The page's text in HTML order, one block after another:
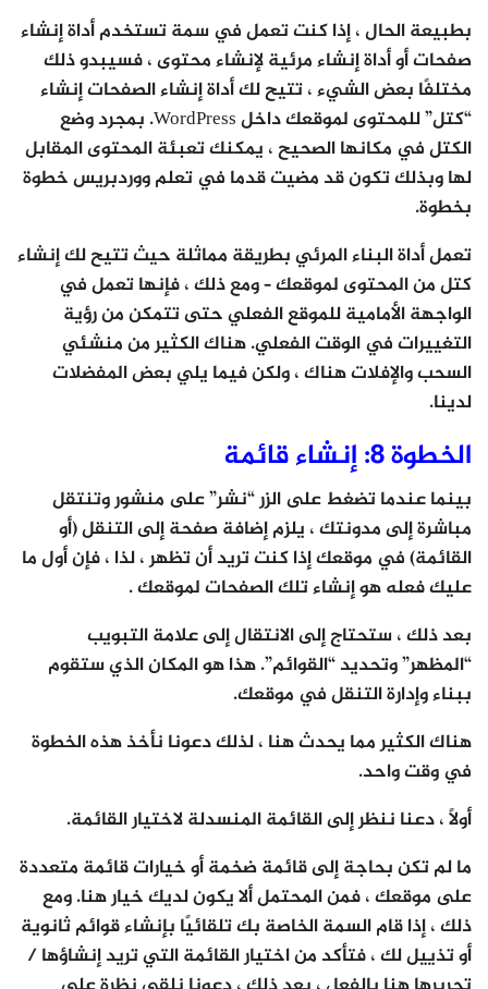
بطبيعة الحال ، إذا كنت تعمل في سمة تستخدم أداة إنشاء
صفحات أو أداة إنشاء مرئية لإنشاء محتوى ، فسيبدو ذلك
مختلفًا بعض الشيء ، تتيح لك أداة إنشاء الصفحات إنشاء
“كتل” للمحتوى لموقعك داخل WordPress. بمجرد وضع
الكتل في مكانها الصحيح ، يمكنك تعبئة المحتوى المقابل
لها وبذلك تكون قد مضيت قدما في تعلم ووردبريس خطوة
بخطوة.
تعمل أداة البناء المرئي بطريقة مماثلة حيث تتيح لك إنشاء
كتل من المحتوى لموقعك – ​​ومع ذلك ، فإنها تعمل في
الواجهة الأمامية للموقع الفعلي حتى تتمكن من رؤية
التغييرات في الوقت الفعلي. هناك الكثير من منشئي
السحب والإفلات هناك ، ولكن فيما يلي بعض المفضلات
لدينا.
الخطوة 8: إنشاء قائمة
بينما عندما تضغط على الزر “نشر” على منشور وتنتقل
مباشرة إلى مدونتك ، يلزم إضافة صفحة إلى التنقل (أو
القائمة) في موقعك إذا كنت تريد أن تظهر ، لذا ، فإن أول ما
عليك فعله هو إنشاء تلك الصفحات لموقعك .
بعد ذلك ، ستحتاج إلى الانتقال إلى علامة التبويب
“المظهر” وتحديد “القوائم”. هذا هو المكان الذي ستقوم
ببناء وإدارة التنقل في موقعك.
هناك الكثير مما يحدث هنا ، لذلك دعونا نأخذ هذه الخطوة
في وقت واحد.
أولاً ، دعنا ننظر إلى القائمة المنسدلة لاختيار القائمة.
ما لم تكن بحاجة إلى قائمة ضخمة أو خيارات قائمة متعددة
على موقعك ، فمن المحتمل ألا يكون لديك خيار هنا. ومع
ذلك ، إذا قام السمة الخاصة بك تلقائيًا بإنشاء قوائم ثانوية
أو تذييل لك ، فتأكد من اختيار القائمة التي تريد إنشاؤها /